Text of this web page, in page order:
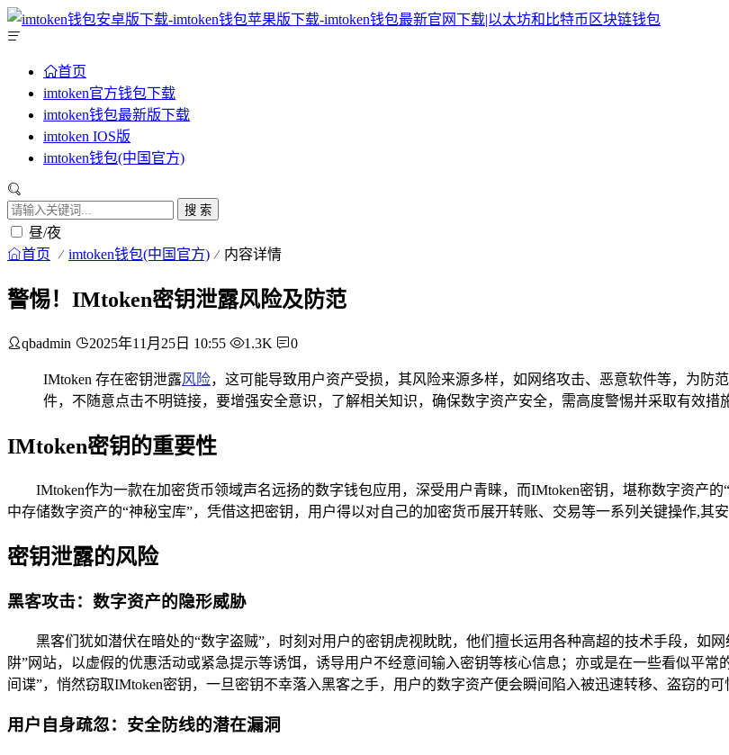
首页
imtoken官方钱包下载
imtoken钱包最新版下载
imtoken IOS版
imtoken钱包(中国官方)
搜 索
昼/夜
首页 imtoken钱包(中国官方) 内容详情
警惕！IMtoken密钥泄露风险及防范
qbadmin 2025年11月25日 10:55 1.3K 0
IMtoken 存在密钥泄露风险，这可能导致用户资产受损，其风险来源多样，如网络攻击、恶意软件等，为防
件，不随意点击不明链接，要增强安全意识，了解相关知识，确保数字资产安全，需高度警惕并采取有效措
IMtoken密钥的重要性
IMtoken作为一款在加密货币领域声名远扬的数字钱包应用，深受用户青睐，而IMtoken密钥，堪称数字资产
中存储数字资产的“神秘宝库”，凭借这把密钥，用户得以对自己的加密货币展开转账、交易等一系列关键操作,其
密钥泄露的风险
黑客攻击：数字资产的隐形威胁
黑客们犹如潜伏在暗处的“数字盗贼”，时刻对用户的密钥虎视眈眈，他们擅长运用各种高超的技术手段，如
阱”网站，以虚假的优惠活动或紧急提示等诱饵，诱导用户不经意间输入密钥等核心信息；亦或是在一些看似平
间谍”，悄然窃取IMtoken密钥，一旦密钥不幸落入黑客之手，用户的数字资产便会瞬间陷入被迅速转移、盗窃的
用户自身疏忽：安全防线的潜在漏洞